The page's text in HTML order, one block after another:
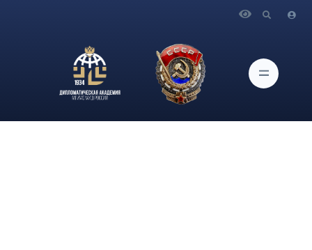
МИД России провели экскурсию для студентов по зданию